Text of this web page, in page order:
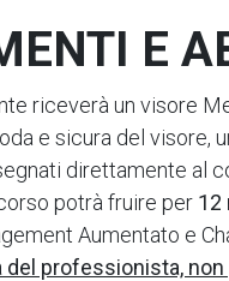
E
riceverà un visore
e sicura del visore,
direttamente al
potrà fruire per 12
Aumentato e
del professionista,